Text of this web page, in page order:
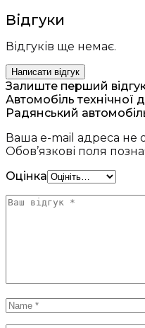
Відгуки
Відгуків ще немає.
Написати відгук
Залиште перший
Автомобіль технічної
Радянський
Ваша e-mail адреса
Обов’язкові поля
Оцінка